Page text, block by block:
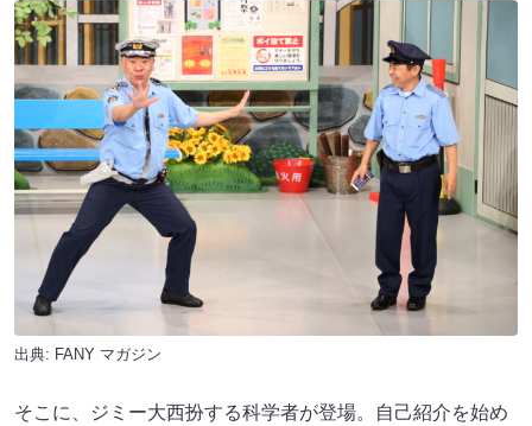
出典: FANY マガジン
そこに、ジミー大西扮する科学者が登場。自己紹介を始め